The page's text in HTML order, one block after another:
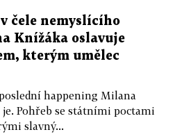
čele nemyslícího
Knížáka oslavuje
kterým umělec
happening Milana
Pohřeb se státními poctami
slavný...